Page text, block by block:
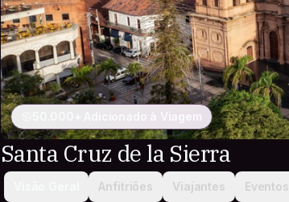
50.000+ Adicionado à Viagem
Santa Cruz de la Sierra
Anfitriões Viajantes Eventos